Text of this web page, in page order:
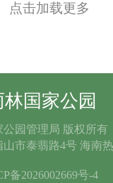
点击加载更多
国家公园
园管理局 版权所有
市泰翡路4号 海南
备2026002669号-4